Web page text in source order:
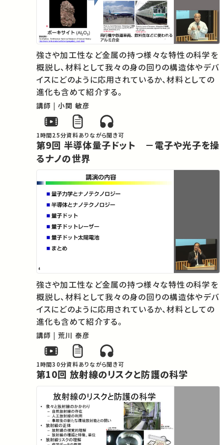
強さや加工性など金属の持つ様々な特性の科学を
概説し、材料として我々の身の回りの構造体やデバ
イスにどのように応用されているか、材料としての
進化も含めて紹介する。
講師 | 小関 敏彦
1時間25分資料ありながら聞き可
第9回 半導体量子ドット －電子や光子を操
るナノの世界
強さや加工性など金属の持つ様々な特性の科学を
概説し、材料として我々の身の回りの構造体やデバ
イスにどのように応用されているか、材料としての
進化も含めて紹介する。
講師 | 荒川 泰彦
1時間30分資料ありながら聞き可
第10回 放射線のリスクと防護の科学